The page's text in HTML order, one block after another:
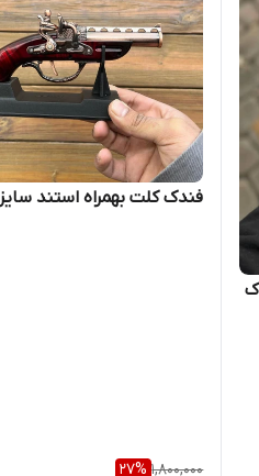
فندک کلت بهمراه استند سایز کوچک
1,800,000
27%